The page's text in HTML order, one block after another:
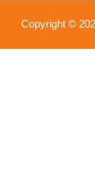
Copyright ©